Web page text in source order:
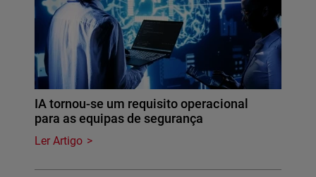
IA tornou-se um requisito operacional
para as equipas de segurança
Ler Artigo